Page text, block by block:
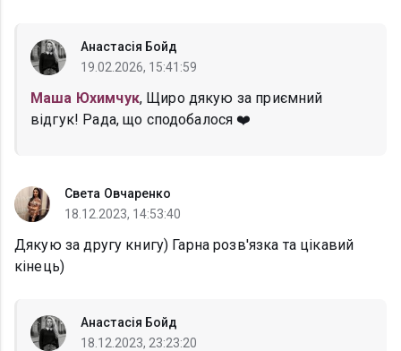
Анастасія Бойд
19.02.2026, 15:41:59
Маша Юхимчук, Щиро дякую за приємний
відгук! Рада, що сподобалося ❤️
Света Овчаренко
18.12.2023, 14:53:40
Дякую за другу книгу) Гарна розв'язка та цікавий
кінець)
Анастасія Бойд
18.12.2023, 23:23:20